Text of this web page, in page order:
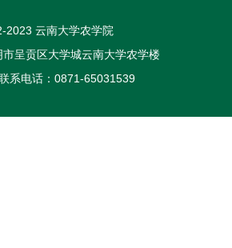
2023 云南大学农学院
市呈贡区大学城云南大学农学楼
系电话：0871-65031539